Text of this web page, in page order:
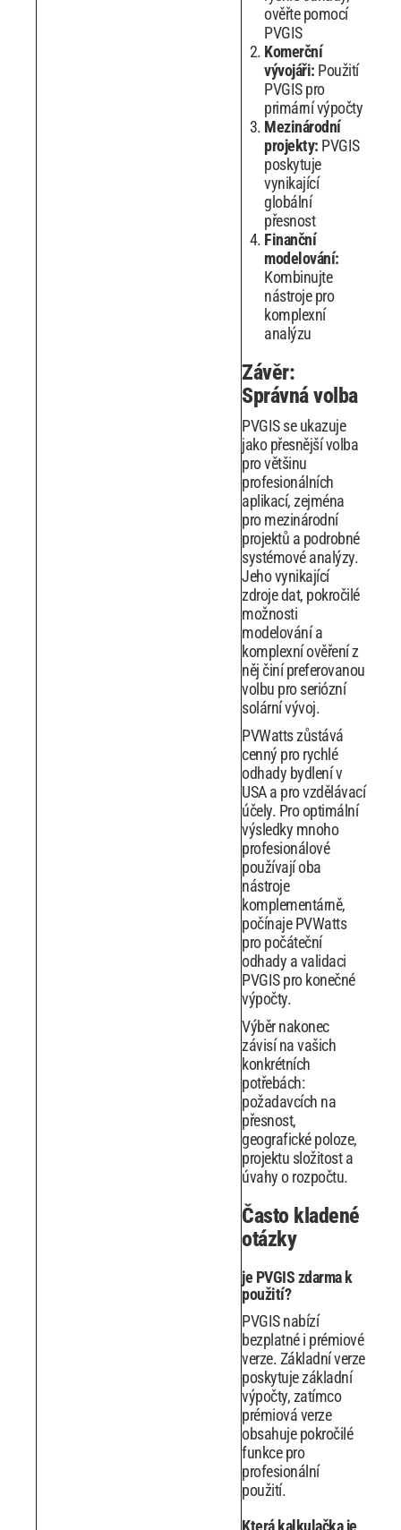
ověřte pomocí
PVGIS
Komerční
vývojáři: Použití
PVGIS pro
primární výpočty
Mezinárodní
projekty: PVGIS
poskytuje
vynikající
globální
přesnost
Finanční
modelování:
Kombinujte
nástroje pro
komplexní
analýzu
Závěr:
Správná volba
PVGIS se ukazuje
jako přesnější volba
pro většinu
profesionálních
aplikací, zejména
pro mezinárodní
projektů a podrobné
systémové analýzy.
Jeho vynikající
zdroje dat, pokročilé
možnosti
modelování a
komplexní ověření z
něj činí preferovanou
volbu pro seriózní
solární vývoj.
PVWatts zůstává
cenný pro rychlé
odhady bydlení v
USA a pro vzdělávací
účely. Pro optimální
výsledky mnoho
profesionálové
používají oba
nástroje
komplementárně,
počínaje PVWatts
pro počáteční
odhady a validaci
PVGIS pro konečné
výpočty.
Výběr nakonec
závisí na vašich
konkrétních
potřebách:
požadavcích na
přesnost,
geografické poloze,
projektu složitost a
úvahy o rozpočtu.
Často kladené
otázky
je PVGIS zdarma k
použití?
PVGIS nabízí
bezplatné i prémiové
verze. Základní verze
poskytuje základní
výpočty, zatímco
prémiová verze
obsahuje pokročilé
funkce pro
profesionální
použití.